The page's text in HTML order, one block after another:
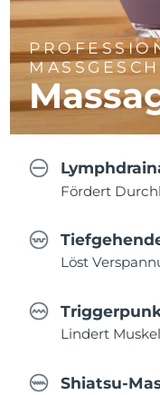
Fördert
Löst
Lindert
Shiatsu-